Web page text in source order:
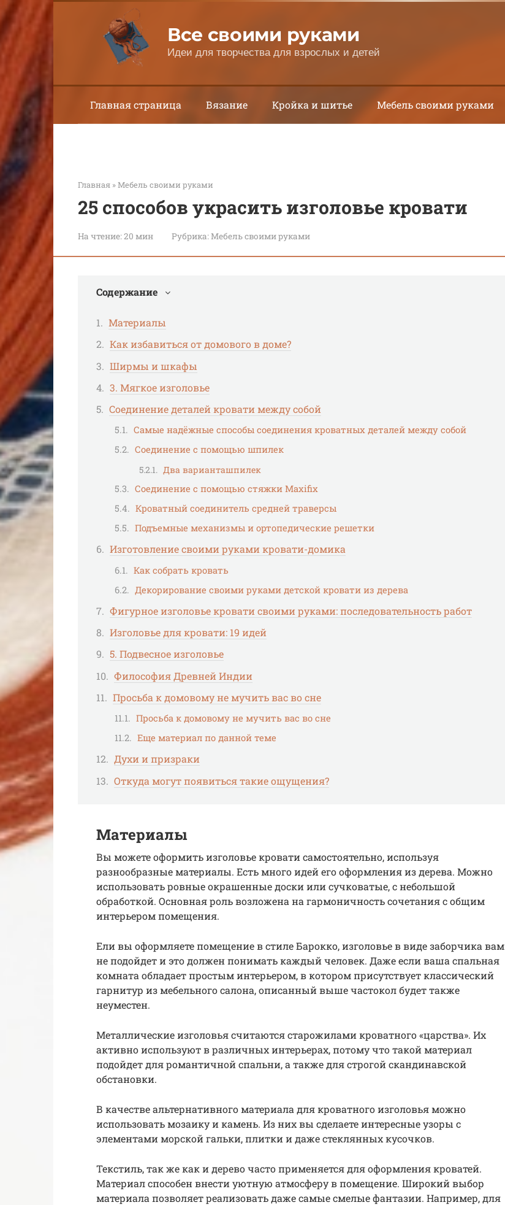
Перейти
к
контенту
Все своими руками
Идеи для творчества для взрослых и детей
Главная страница Вязание Кройка и шитье Мебель своими руками
Главная »Мебель своими руками
25 способов украсить изголовье кровати
На чтение:20 мин Рубрика:Мебель своими руками
Содержание
Материалы
Как избавиться от домового в доме?
Ширмы и шкафы
3. Мягкое изголовье
Соединение деталей кровати между собой
Самые надёжные способы соединения кроватных деталей между собой
Соединение с помощью шпилек
Два варианташпилек
Соединение с помощью стяжки Maxifix
Кроватный соединитель средней траверсы
Подъемные механизмы и ортопедические решетки
Изготовление своими руками кровати-домика
Как собрать кровать
Декорирование своими руками детской кровати из дерева
Фигурное изголовье кровати своими руками: последовательность работ
Изголовье для кровати: 19 идей
5. Подвесное изголовье
Философия Древней Индии
Просьба к домовому не мучить вас во сне
Просьба к домовому не мучить вас во сне
Еще материал по данной теме
Духи и призраки
Откуда могут появиться такие ощущения?
Материалы
Вы можете оформить изголовье кровати самостоятельно, используя
разнообразные материалы. Есть много идей его оформления из дерева. Можно
использовать ровные окрашенные доски или сучковатые, с небольшой
обработкой. Основная роль возложена на гармоничность сочетания с общим
интерьером помещения.
Ели вы оформляете помещение в стиле Барокко, изголовье в виде заборчика вам
не подойдет и это должен понимать каждый человек. Даже если ваша спальная
комната обладает простым интерьером, в котором присутствует классический
гарнитур из мебельного салона, описанный выше частокол будет также
неуместен.
Металлические изголовья считаются старожилами кроватного «царства». Их
активно используют в различных интерьерах, потому что такой материал
подойдет для романтичной спальни, а также для строгой скандинавской
обстановки.
В качестве альтернативного материала для кроватного изголовья можно
использовать мозаику и камень. Из них вы сделаете интересные узоры с
элементами морской гальки, плитки и даже стеклянных кусочков.
Текстиль, так же как и дерево часто применяется для оформления кроватей.
Материал способен внести уютную атмосферу в помещение. Широкий выбор
материала позволяет реализовать даже самые смелые фантазии. Например, для